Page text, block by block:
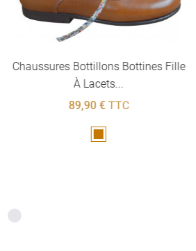
Chaussures Bottillons Bottines Fille
À Lacets...
89,90 €TTC
Marron